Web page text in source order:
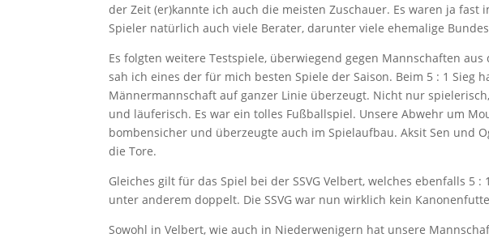
der Zeit (er)kannte ich auch die meisten Zuschauer. Es waren ja
Spieler natürlich auch viele Berater, darunter viele ehemalige
Es folgten weitere Testspiele, überwiegend gegen Mannschaften
sah ich eines der für mich besten Spiele der Saison. Beim 5 : 1 Sieg
Männermannschaft auf ganzer Linie überzeugt. Nicht nur
und läuferisch. Es war ein tolles Fußballspiel. Unsere Abwehr um
bombensicher und überzeugte auch im Spielaufbau. Aksit Sen und
die Tore.
Gleiches gilt für das Spiel bei der SSVG Velbert, welches ebenfalls 5
unter anderem doppelt. Die SSVG war nun wirklich kein
Sowohl in Velbert, wie auch in Niederwenigern hat unsere